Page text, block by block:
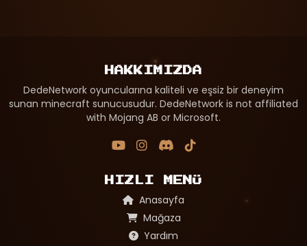
HAKKIMIZDA
DedeNetwork oyuncularına kaliteli ve eşsiz bir deneyim
sunan minecraft sunucusudur. DedeNetwork is not affiliated
with Mojang AB or Microsoft.
HIZLI MENÜ
Anasayfa
Mağaza
Yardım